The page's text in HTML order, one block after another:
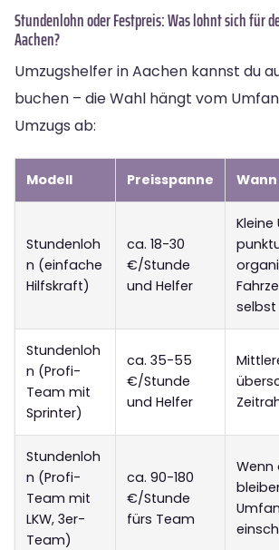
Stundenlohn oder Festpreis: Was lohnt sich für
Aachen?
Umzugshelfer in Aachen kannst du
buchen – die Wahl hängt vom
Umzugs ab:
Modell Preisspanne
Stundenloh
n (einfache
Hilfskraft)
ca. 18-30
€/Stunde
und Helfer
Kleine
selbst
Stundenloh
n (Profi-
Team mit
Sprinter)
ca. 35-55
€/Stunde
und Helfer
Stundenloh
n (Profi-
Team mit
LKW, 3er-
Team)
ca. 90-180
€/Stunde
fürs Team
Wenn